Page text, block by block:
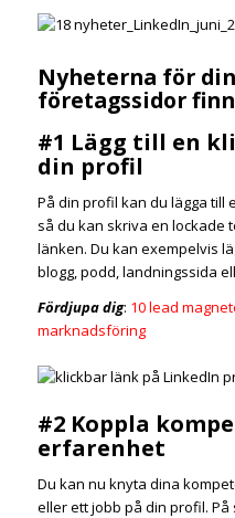
Nyheterna för
företagssidor
#1 Lägg till en
din profil
På din profil kan du lägga till
så du kan skriva en lockade
länken. Du kan exempelvis
blogg, podd, landningssida
Fördjupa dig: 10 lead
marknadsföring
#2 Koppla
erfarenhet
Du kan nu knyta dina
eller ett jobb på din profil.